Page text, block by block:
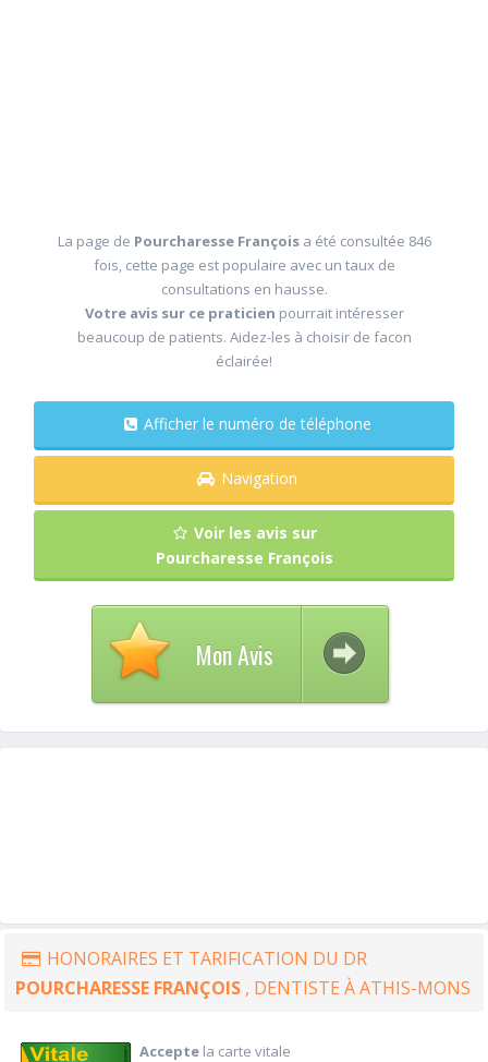
La page de Pourcharesse François a été consultée 846
fois, cette page est populaire avec un taux de
consultations en hausse.
Votre avis sur ce praticien pourrait intéresser
beaucoup de patients. Aidez-les à choisir de facon
éclairée!
Afficher le numéro de téléphone
Navigation
Voir les avis sur
Pourcharesse François
Mon Avis
HONORAIRES ET TARIFICATION DU DR
POURCHARESSE FRANÇOIS , DENTISTE À ATHIS-MONS
Acceptela carte vitale